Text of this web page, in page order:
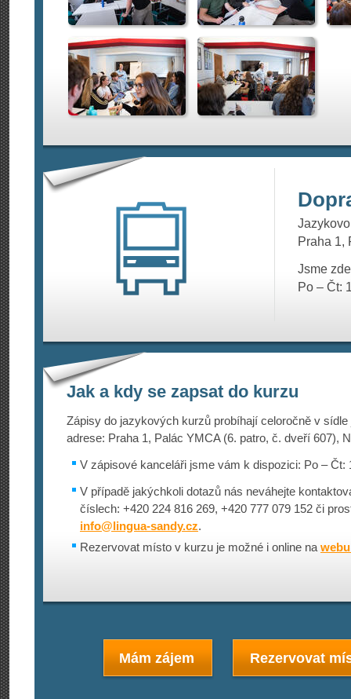
Praha 1,
Jsme
Po – Čt:
Jak a kdy se zapsat do kurzu
Zápisy do jazykových kurzů probíhají celoročně v
adrese: Praha 1, Palác YMCA (6. patro, č. dveří 607),
V zápisové kanceláři jsme vám k dispozici: Po – Čt:
V případě jakýchkoli dotazů nás neváhejte
číslech: +420 224 816 269, +420 777 079 152 či
info@lingua-sandy.cz.
Rezervovat místo v kurzu je možné i online na
Mám zájem Rezervovat